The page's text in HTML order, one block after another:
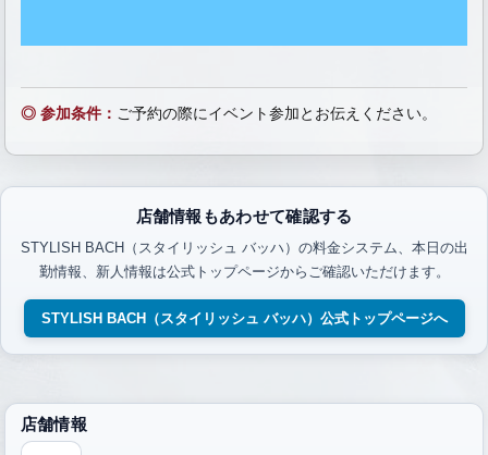
◎ 参加条件： ご予約の際にイベント参加とお伝えください。
店舗情報もあわせて確認する
STYLISH BACH（スタイリッシュ バッハ）の料金システム、本日の出
勤情報、新人情報は公式トップページからご確認いただけます。
STYLISH BACH（スタイリッシュ バッハ）公式トップページへ
店舗情報